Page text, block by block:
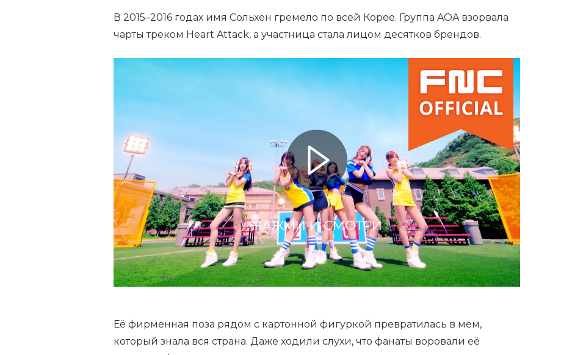
В 2015–2016 годах имя Сольхён гремело по всей Корее. Группа AOA взорвала
чарты треком Heart Attack, а участница стала лицом десятков брендов.
НАЖМИ И СМОТРИ
Её фирменная поза рядом с картонной фигуркой превратилась в мем,
который знала вся страна. Даже ходили слухи, что фанаты воровали её